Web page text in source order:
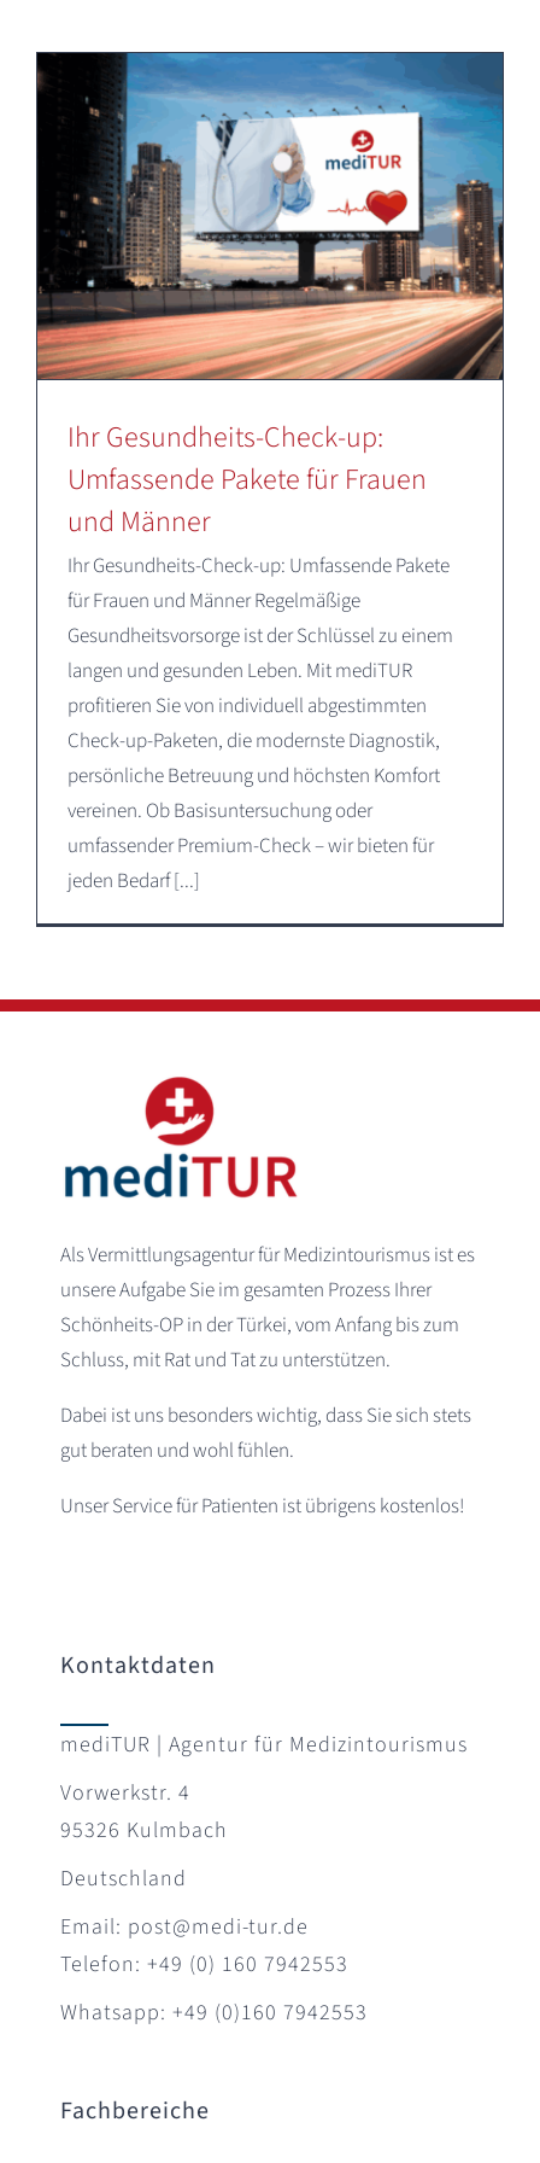
Ihr Gesundheits-Check-up:
Umfassende Pakete für Frauen
und Männer
Ihr Gesundheits-Check-up: Umfassende Pakete
für Frauen und Männer Regelmäßige
Gesundheitsvorsorge ist der Schlüssel zu einem
langen und gesunden Leben. Mit mediTUR
profitieren Sie von individuell abgestimmten
Check-up-Paketen, die modernste Diagnostik,
persönliche Betreuung und höchsten Komfort
vereinen. Ob Basisuntersuchung oder
umfassender Premium-Check – wir bieten für
jeden Bedarf [...]
Als Vermittlungsagentur für Medizintourismus ist es
unsere Aufgabe Sie im gesamten Prozess Ihrer
Schönheits-OP in der Türkei, vom Anfang bis zum
Schluss, mit Rat und Tat zu unterstützen.
Dabei ist uns besonders wichtig, dass Sie sich stets
gut beraten und wohl fühlen.
Unser Service für Patienten ist übrigens kostenlos!
Kontaktdaten
mediTUR | Agentur für Medizintourismus
Vorwerkstr. 4
95326 Kulmbach
Deutschland
Email: post@medi-tur.de
Telefon: +49 (0) 160 7942553
Whatsapp: +49 (0)160 7942553
Fachbereiche